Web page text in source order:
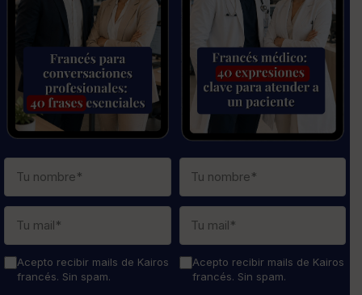
Acepto recibir mails de Kairos
francés. Sin spam.
Acepto recibir mails de Kairos
francés. Sin spam.